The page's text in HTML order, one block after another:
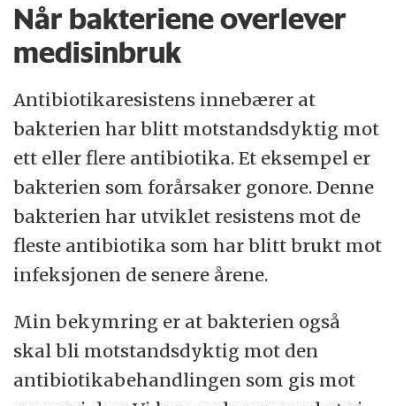
Når bakteriene overlever
medisinbruk
Antibiotikaresistens innebærer at
bakterien har blitt motstandsdyktig mot
ett eller flere antibiotika. Et eksempel er
bakterien som forårsaker gonore. Denne
bakterien har utviklet resistens mot de
fleste antibiotika som har blitt brukt mot
infeksjonen de senere årene.
Min bekymring er at bakterien også
skal bli motstandsdyktig mot den
antibiotikabehandlingen som gis mot